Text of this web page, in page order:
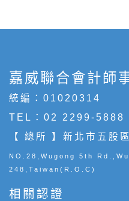
嘉威聯合會計師
統編：01020314
TEL： 02 2299-5888
【 總所 】新北市五股
NO.28,Wugong 5th
248,Taiwan(R.O.C)
相關認證